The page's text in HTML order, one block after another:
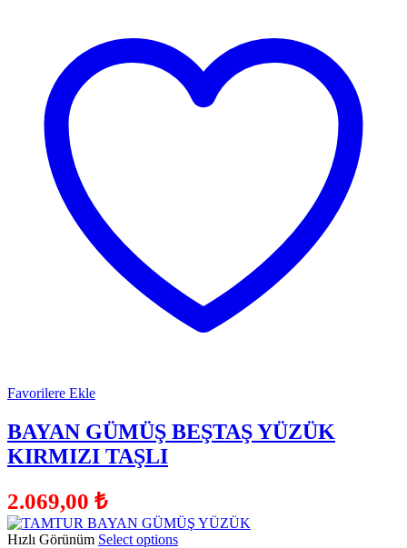
Favorilere Ekle
BAYAN GÜMÜŞ BEŞTAŞ YÜZÜK
KIRMIZI TAŞLI
2.069,00 ₺
Hızlı Görünüm Select options